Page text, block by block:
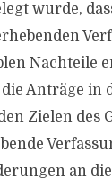
wurde,
Nachteile
Anträge in
Zielen des
an